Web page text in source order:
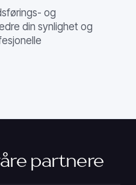
og
din synlighet og
partnere